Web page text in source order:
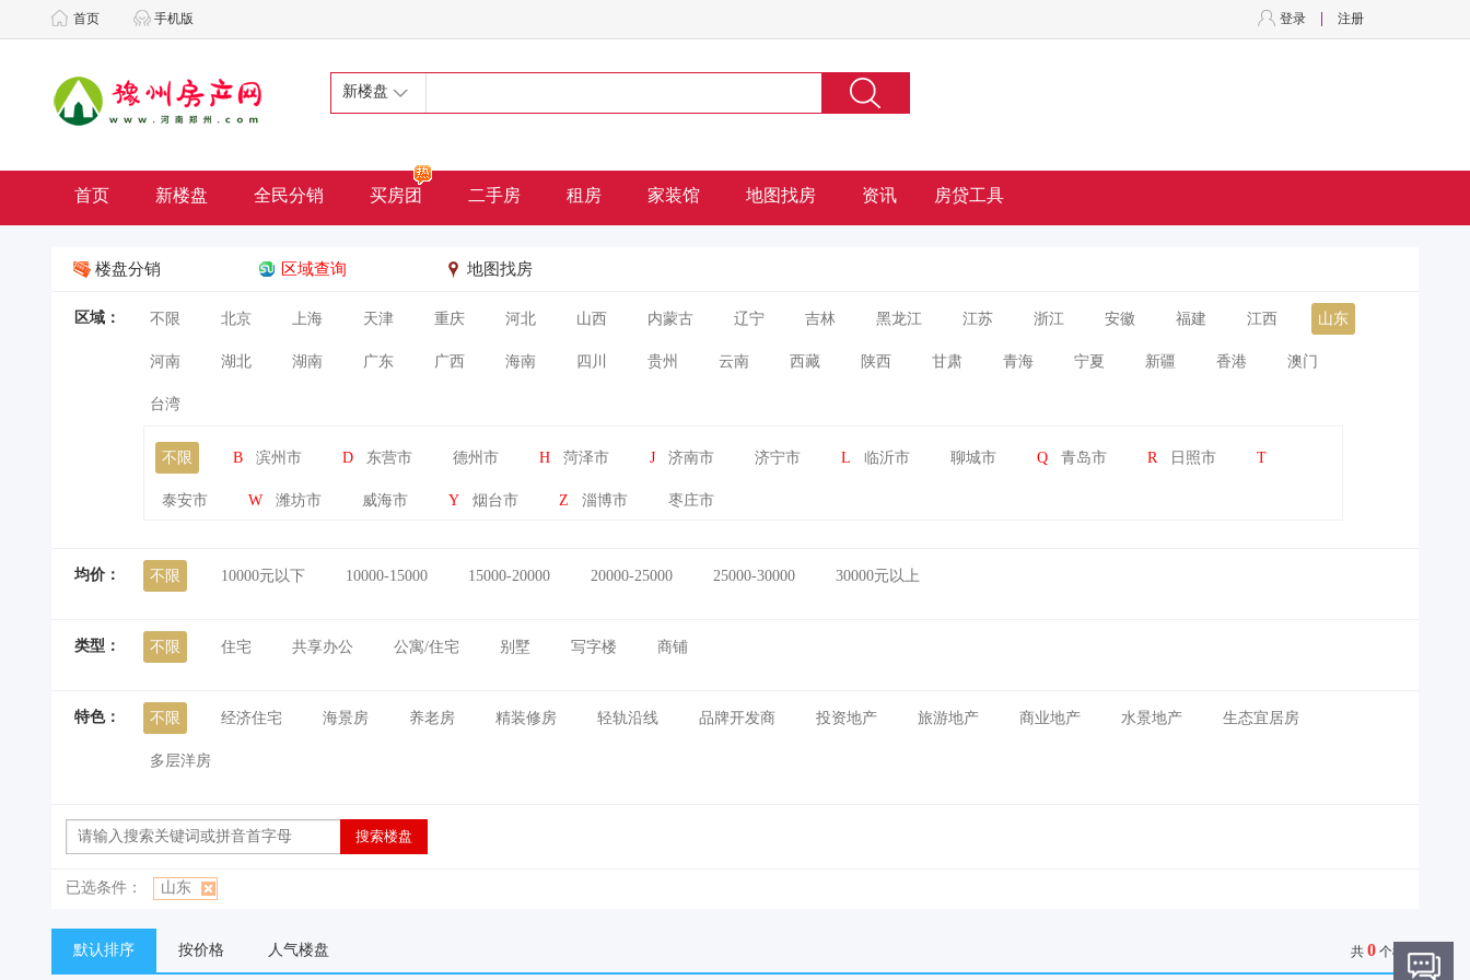
首页 手机版 注册
登录
新楼盘
首页 新楼盘 全民分销 买房团 二手房 租房 家装馆 地图找房 资讯 房贷工具
楼盘分销 区域查询 地图找房
区域： 不限 北京 上海 天津 重庆 河北 山西 内蒙古 辽宁 吉林 黑龙江 江苏 浙江 安徽 福建 江西 山东
河南 湖北 湖南 广东 广西 海南 四川 贵州 云南 西藏 陕西 甘肃 青海 宁夏 新疆 香港 澳门
台湾
不限 B 滨州市 D 东营市 德州市 H 菏泽市 J 济南市 济宁市 L 临沂市 聊城市 Q 青岛市 R 日照市 T
泰安市 W 潍坊市 威海市 Y 烟台市 Z 淄博市 枣庄市
均价： 不限 10000元以下 10000-15000 15000-20000 20000-25000 25000-30000 30000元以上
类型： 不限 住宅 共享办公 公寓/住宅 别墅 写字楼 商铺
特色： 不限 经济住宅 海景房 养老房 精装修房 轻轨沿线 品牌开发商 投资地产 旅游地产 商业地产 水景地产 生态宜居房
多层洋房
已选条件： 山东
默认排序 按价格 人气楼盘 共 0 个楼盘